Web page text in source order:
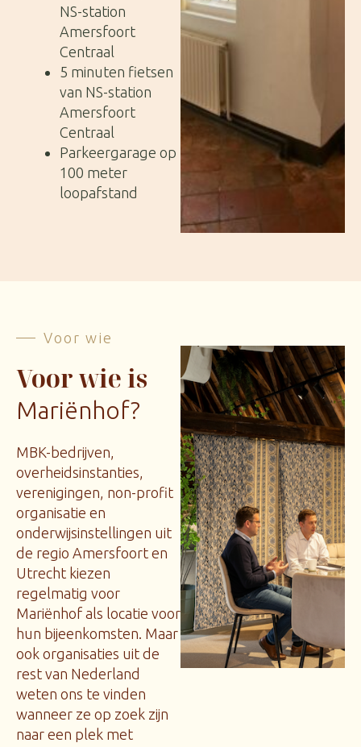
NS-station
Amersfoort
Centraal
5 minuten fietsen
van NS-station
Amersfoort
Centraal
Parkeergarage op
100 meter
loopafstand
Voor wie
Voor wie is
Mariënhof?
MBK-bedrijven,
overheidsinstanties,
verenigingen, non-profit
organisatie en
onderwijsinstellingen uit
de regio Amersfoort en
Utrecht kiezen
regelmatig voor
Mariënhof als locatie voor
hun bijeenkomsten. Maar
ook organisaties uit de
rest van Nederland
weten ons te vinden
wanneer ze op zoek zijn
naar een plek met